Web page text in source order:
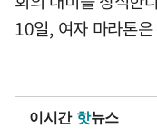
10일, 여자 마라톤
이시간 핫뉴스